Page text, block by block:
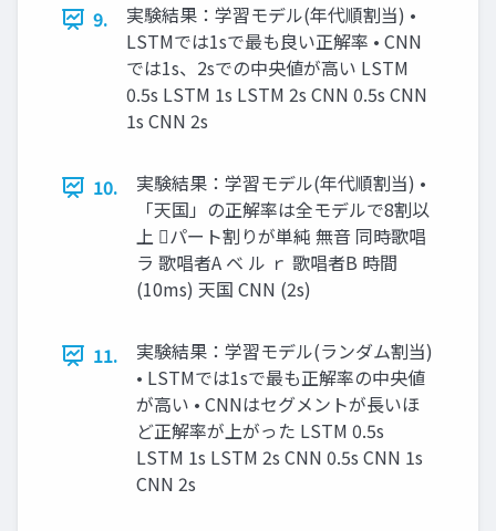
9.
実験結果：学習モデル(年代順割当) •
LSTMでは1sで最も良い正解率 • CNN
では1s、2sでの中央値が高い LSTM
0.5s LSTM 1s LSTM 2s CNN 0.5s CNN
1s CNN 2s
10.
実験結果：学習モデル(年代順割当) •
「天国」の正解率は全モデルで8割以
上 パート割りが単純 無音 同時歌唱
ラ 歌唱者A ベ ル ｒ 歌唱者B 時間
(10ms) 天国 CNN (2s)
11.
実験結果：学習モデル(ランダム割当)
• LSTMでは1sで最も正解率の中央値
が高い • CNNはセグメントが長いほ
ど正解率が上がった LSTM 0.5s
LSTM 1s LSTM 2s CNN 0.5s CNN 1s
CNN 2s